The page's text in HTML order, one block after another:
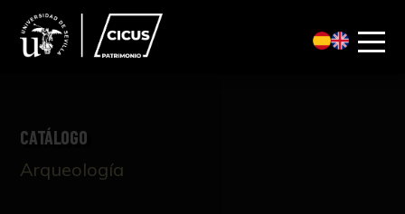
CATÁLOGO
Arqueología